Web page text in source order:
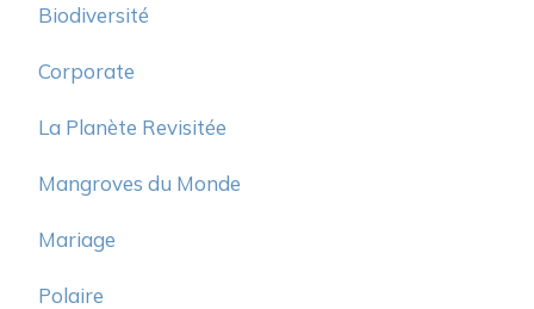
Biodiversité
Corporate
La Planète Revisitée
Mangroves du Monde
Mariage
Polaire